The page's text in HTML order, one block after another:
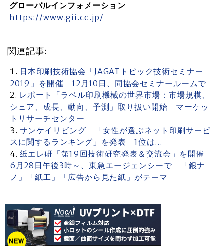
グローバルインフォメーション
https://www.gii.co.jp/
関連記事:
日本印刷技術協会「JAGATトピック技術セミナー
2019」を開催 12月10日、同協会セミナールームで
レポート「ラベル印刷機械の世界市場：市場規模、
シェア、成長、動向、予測」取り扱い開始 マーケッ
トリサーチセンター
サンケイリビング 「女性が選ぶネット印刷サービ
スに関するランキング」を発表 1位は…
紙エレ研「第19回技術研究発表＆交流会」を開催
6月28日午後3時～、東急エージェンシーで 「銀ナ
ノ」「紙工」「広告から見た紙」がテーマ